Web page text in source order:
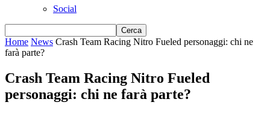
Social
Home News Crash Team Racing Nitro Fueled personaggi: chi ne
farà parte?
Crash Team Racing Nitro Fueled
personaggi: chi ne farà parte?